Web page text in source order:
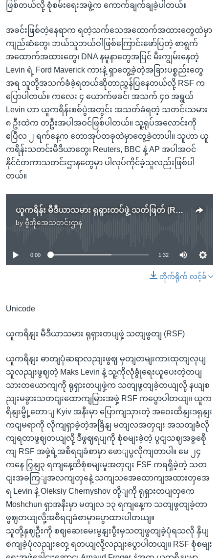
ဖြစ်တယ်လို့ စုံစမ်းရေးအဖွဲ့က ကောက်ချက်ချခဲ့ပါတယ်။
အခင်းဖြစ်တဲ့နေရာက ရတဲ့သက်သေအထောက်အထားတွေထဲမှာ
ကျည်ဆံတွေ၊ ဘယ်သူဘယ်ဝါဖြစ်ကြောင်းဖော်ပြတဲ့ စာရွက်
အထောက်အထားတွေ၊ DNA နမူနာတွေအပြင် မီးကျွမ်းနေတဲ့
Levin ရဲ့ Ford Maverick ကားနဲ့ ရှာတွေ့ခဲ့တဲ့အခြားပစ္စည်းတွေ
အရ သူတို့အသက်ခံခဲ့ရတယ်ဆိုတာညွှန်ပြနေတယ်လို့ RSF က
ပြောပါတယ်။ ကလေး ၄ ယောက်ဖခင်၊ အသက် ၄၀ အရွယ်
Levin ဟာ ယူကရိန်းစစ်ပွဲအတွင်း အသတ်ခံရတဲ့ သတင်းသမား
၈ ဦးထဲက တဦးအပါအဝင်ဖြစ်ပါတယ်။ သူ့ရုပ်အလောင်းကို
ဧပြီလ ၂ ရက်နေ့က တောအုပ်တခုထဲမှာတွေ့ခဲ့တာပါ။ သူဟာ ယူ
ကရိန်းသတင်းမီဒီယာတွေ၊ Reuters, BBC နဲ့ AP အပါအဝင်
နိုင်ငံတကာသတင်းဌာနတွေမှာ ပါလုပ်ကိုင်ခဲ့သူလည်းဖြစ်ပါ
တယ်။
ယူကရိန်း မီဒီယာသမား ရုရှားတပ်ဖွဲ့ သတ်ဖြတ် (RSF)
by ဗွီအိုအေသတင်းဌာန
No media source currently available
0:00 1:32
တိုက်ရိုက် လင့်ခ်
Unicode
ယူကရိနျး မီဒီယာသမား ရုရှားတပျဖှဲ့ သတျဖွတျ (RSF)
ယူကရိနျး ဓာတျပုံဆရာလညျးဖွဈ မှတျတမျးကားထုတျလုပျ
သူလညျးဖွဈတဲ့ Maks Levin နဲ့ သူ့ကိုလုံခွုံရေးယူပေးတဲ့တပျ
သားတယောကျကို ရုရှားတပျဖှဲ့က သတျဖွတျခဲ့တယျလို့ နယျစ
ညျးမခွားသတငျးထောကျမြားအဖှဲ့ RSF ကပွောပါတယျ။ ယူက
ရိနျးမွို့တောျ Kyiv အနီးမှာ ပြောကျသှားတဲ့ အဝေးထိနျးဒရုနျး
ကငျမရာကို လိုကျရှာခဲ့တဲ့အခြိနျ မတျလအတှငျး အသတျခံလို
ကျရတာဖွဈတယျလို့ ဒီဖွဈရပျကို စုံစမျးခဲ့တဲ့ ပွငျသဈအခွစေို
ကျ RSF အဖှဲ့ရဲ့အစီရငျခံစာမှာ ဖောျပွလိုကျတာပါ။ မေ ၂၄
ကနေ ဂြှနျ၃ ရကျနေ့ထိစုံစမျးမှုအတှငျး FSF ကရရှိခဲ့တဲ့ သတ
ငျးအခကြျအလကျတှနေဲ့ သကျသအေထောကျအထားတှအေ
ရ Levin နဲ့ Oleksiy Chernyshov တို့ျကို ရုရှားတပျတှကေ
Moshchun ရှာအနီးမှာ မတျလ ၁၃ ရကျနေ့က သတျဖွတျခဲ့တာ
ဖွဈတယျလို့အစီရငျခံစာမှာပွောထားပါတယျ။
သူတို့နှဈဦးကို စဈဆေးမေးမွနျးပွီးမှသတျဖွတျခဲ့ပုံရသလို နှိပျ
စကျခဲ့ပုံလညျးတှေ့ ရတယျလို့လညျးပွောပါတယျ။ RSF စုံစမျး